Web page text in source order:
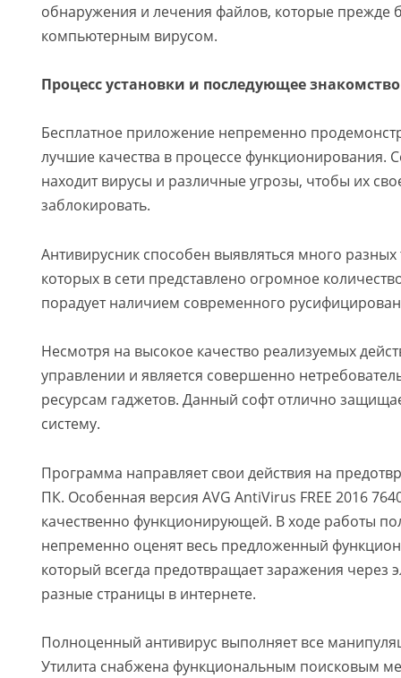
обнаружения и лечения файлов, которые прежде
компьютерным вирусом.
Процесс установки и последующее
Бесплатное приложение непременно
лучшие качества в процессе функционирования.
находит вирусы и различные угрозы, чтобы их
заблокировать.
Антивирусник способен выявляться много разных
которых в сети представлено огромное
порадует наличием современного
Несмотря на высокое качество реализуемых
управлении и является совершенно
ресурсам гаджетов. Данный софт отлично
систему.
Программа направляет свои действия на
ПК. Особенная версия AVG AntiVirus FREE 2016
качественно функционирующей. В ходе работы
непременно оценят весь предложенный
который всегда предотвращает заражения через
разные страницы в интернете.
Полноценный антивирус выполняет все
Утилита снабжена функциональным поисковым